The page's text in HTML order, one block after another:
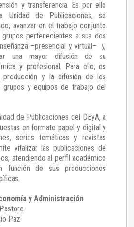
y transferencia. Es por ello
Unidad de Publicaciones, se
avanzar en el trabajo conjunto
pertenecientes a sus dos
–presencial y virtual– y,
una mayor difusión de su
y profesional. Para ello, es
producción y la difusión de los
grupos y equipos de trabajo del
de Publicaciones del DEyA, a
en formato papel y digital y
series temáticas y revistas
vitalizar las publicaciones de
atendiendo al perfil académico
función de sus producciones
y Administración
Paz